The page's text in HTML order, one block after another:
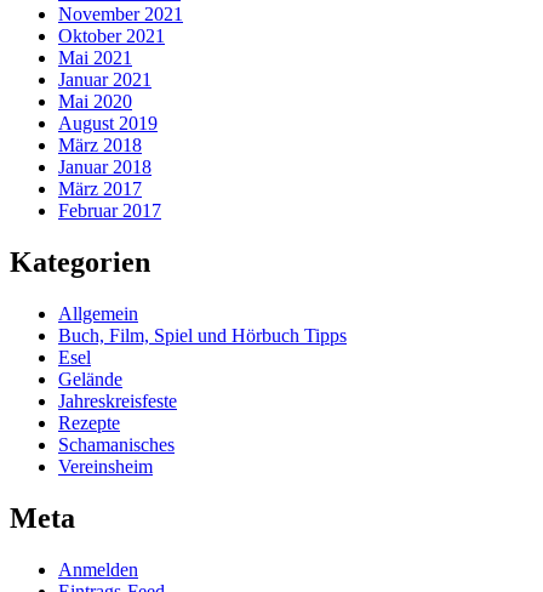
November 2021
Oktober 2021
Mai 2021
Januar 2021
Mai 2020
August 2019
März 2018
Januar 2018
März 2017
Februar 2017
Kategorien
Allgemein
Buch, Film, Spiel und Hörbuch Tipps
Esel
Gelände
Jahreskreisfeste
Rezepte
Schamanisches
Vereinsheim
Meta
Anmelden